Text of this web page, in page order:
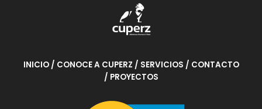
INICIO / CONOCE A CUPERZ / SERVICIOS / CONTACTO
/ PROYECTOS